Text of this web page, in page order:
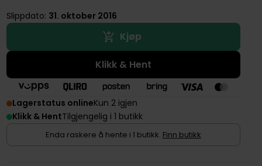
Slippdato: 31. oktober 2016
Kjøp
Klikk & Hent
Lagerstatus onlineKun 2 igjen
Klikk & HentTilgjengelig i 1 butikk
Enda raskere å hente i 1 butikk. Finn butikk